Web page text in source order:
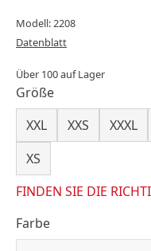
Modell: 2208
Datenblatt
Über 100 auf Lager
Größe
XXL
XXS XXXL
XS
FINDEN SIE DIE
Farbe